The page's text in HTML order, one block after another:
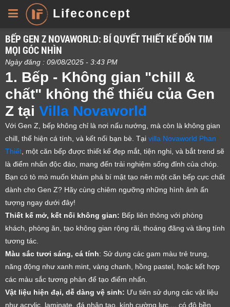
Lifeconcept
BẾP GEN Z NOVAWORLD: BÍ QUYẾT THIẾT KẾ ĐỐN TIM
MỌI GÓC NHÌN
Ngày đăng : 09/08/2025 - 3:43 PM
1. Bếp - Không gian "chill &
chất" không thể thiếu của Gen
Z tại Villa Novaworld
Với Gen Z, bếp không chỉ là nơi nấu nướng, mà còn là không gian
chill, thể hiện cá tính, và kết nối bạn bè. Tại villa Novaworld Phan
Thiết , một căn bếp được thiết kế đẹp mắt, tiện nghi, và bắt trend sẽ
là điểm nhấn độc đáo, mang đến trải nghiệm sống đỉnh của chóp.
Bạn có tò mò muốn khám phá bí mật tạo nên một căn bếp cực chất
dành cho Gen Z? Hãy cùng chiêm ngưỡng những hình ảnh ấn
tượng ngay dưới đây!
Thiết kế mở, kết nối không gian: Bếp liên thông với phòng
khách, phòng ăn, tạo không gian rộng rãi, thoáng đãng và tăng tính
tương tác.
Màu sắc tươi sáng, cá tính: Sử dụng các gam màu trẻ trung,
năng động như xanh mint, vàng chanh, hồng pastel, hoặc kết hợp
các màu sắc tương phản để tạo điểm nhấn.
Vật liệu hiện đại, dễ dàng vệ sinh: Ưu tiên sử dụng các vật liệu
như acrylic, laminate, đá nhân tạo, kính cường lực,... có độ bền